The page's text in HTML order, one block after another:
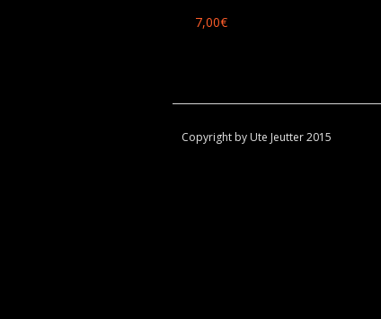
7,00€
Copyright by Ute Jeutter 2015